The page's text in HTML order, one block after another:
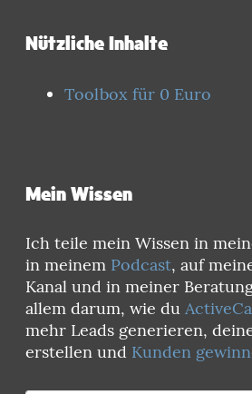
Nützliche Inhalte
Toolbox für 0 Euro
Mein Wissen
Ich teile mein Wissen in
in meinem Podcast, auf
Kanal und in meiner
allem darum, wie du
mehr Leads generieren,
erstellen und Kunden